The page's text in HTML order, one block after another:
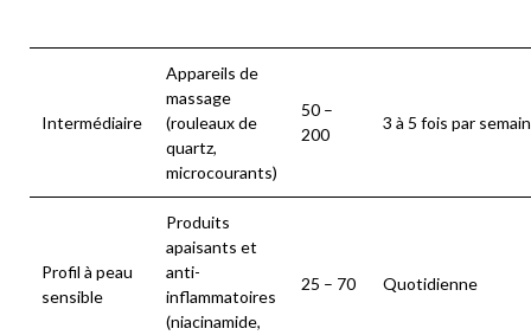
Intermédiaire
Appareils de
massage
(rouleaux de
quartz,
microcourants)
50 –
200
3 à 5 fois par
Profil à peau
sensible
Produits
apaisants et
anti-
inflammatoires
(niacinamide,
25 – 70 Quotidienne